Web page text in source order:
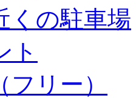
くの駐車場
ト
リー）